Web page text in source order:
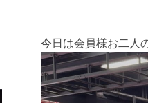
今日は会員様お二